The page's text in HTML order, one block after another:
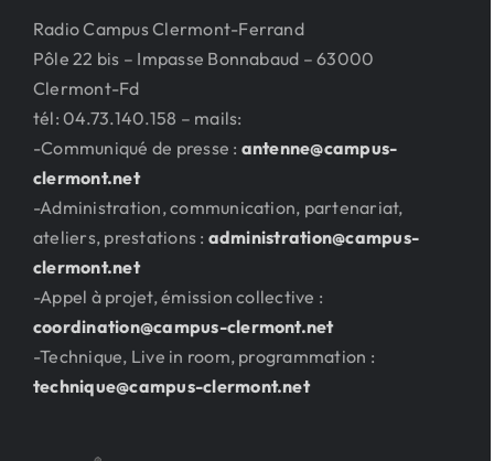
Radio Campus Clermont-Ferrand
Pôle 22 bis – Impasse Bonnabaud – 63000
Clermont-Fd
tél: 04.73.140.158 – mails:
-Communiqué de presse : antenne@campus-
clermont.net
-Administration, communication, partenariat,
ateliers, prestations : administration@campus-
clermont.net
-Appel à projet, émission collective :
coordination@campus-clermont.net
-Technique, Live in room, programmation :
technique@campus-clermont.net